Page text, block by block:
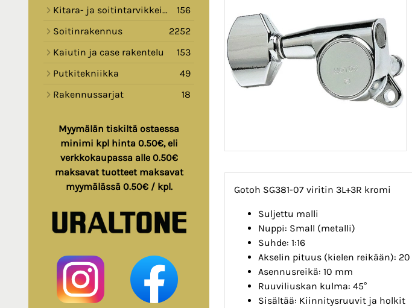
Kitara- ja soitintarvikkeita
156
Soitinrakennus
2252
Kaiutin ja case rakentelu
153
Putkitekniikka
49
Rakennussarjat
18
Myymälän tiskiltä ostaessa
minimi kpl hinta 0.50€, eli
verkkokaupassa alle 0.50€
maksavat tuotteet maksavat
myymälässä 0.50€ / kpl.
Gotoh SG381-07 viritin 3L+3R kromi
Suljettu malli
Nuppi: Small (metalli)
Suhde: 1:16
Akselin pituus (kielen reikään):
Asennusreikä: 10 mm
Ruuviliuskan kulma: 45°
Sisältää: Kiinnitysruuvit ja holkit